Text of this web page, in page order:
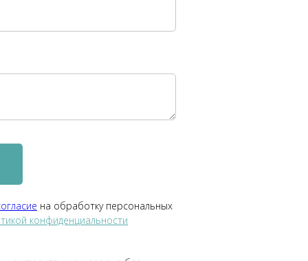
на обработку персональных
конфиденциальности